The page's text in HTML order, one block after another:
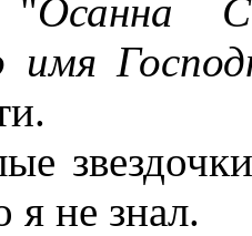
"Осанна
имя
я не знал.